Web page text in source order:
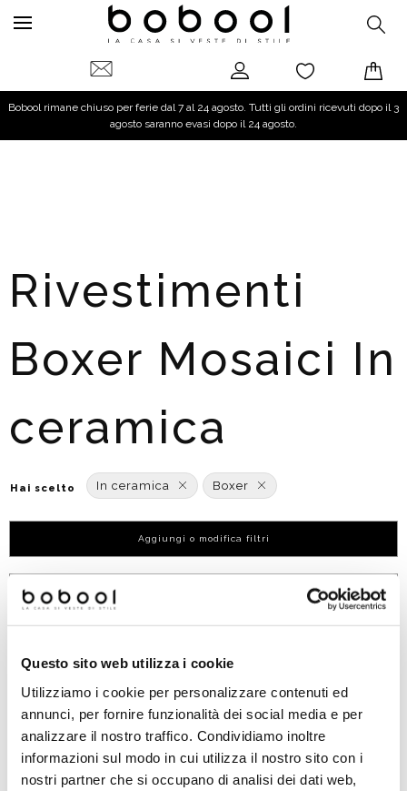
Questo sito web utilizza i cookie
Utilizziamo i cookie per personalizzare contenuti ed
annunci, per fornire funzionalità dei social media e per
analizzare il nostro traffico. Condividiamo inoltre
informazioni sul modo in cui utilizza il nostro sito con i
nostri partner che si occupano di analisi dei dati web,
Bobool rimane chiuso per ferie dal 7 al 24 agosto. Tutti gli ordini ricevuti dopo il 3
agosto saranno evasi dopo il 24 agosto.
Rivestimenti
Boxer Mosaici In
ceramica
Hai scelto In ceramica Boxer
Aggiungi o modifica filtri